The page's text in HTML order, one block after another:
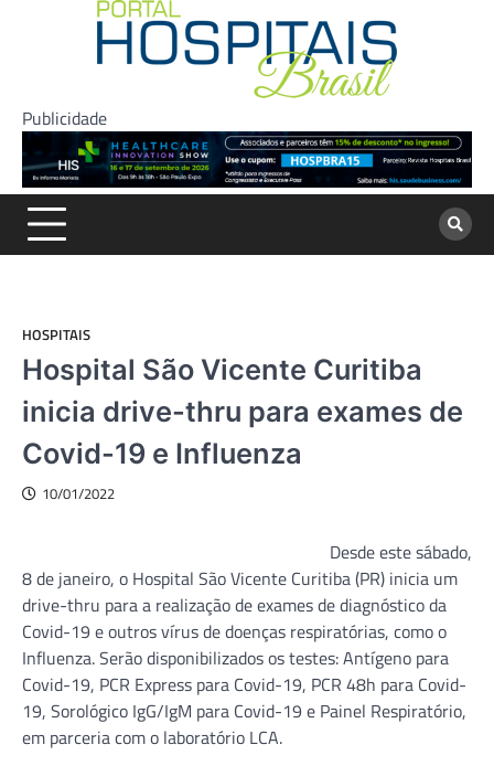
Publicidade
HOSPITAIS
Hospital São Vicente Curitiba
inicia drive-thru para exames de
Covid-19 e Influenza
10/01/2022
Desde este sábado,
8 de janeiro, o Hospital São Vicente Curitiba (PR) inicia um
drive-thru para a realização de exames de diagnóstico da
Covid-19 e outros vírus de doenças respiratórias, como o
Influenza. Serão disponibilizados os testes: Antígeno para
Covid-19, PCR Express para Covid-19, PCR 48h para Covid-
19, Sorológico IgG/IgM para Covid-19 e Painel Respiratório,
em parceria com o laboratório LCA.